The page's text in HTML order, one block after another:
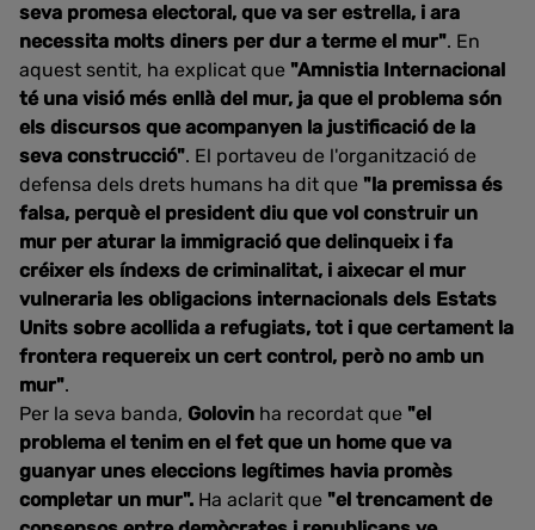
seva promesa electoral, que va ser estrella, i ara
necessita molts diners per dur a terme el mur". En
aquest sentit, ha explicat que "Amnistia Internacional
té una visió més enllà del mur, ja que el problema són
els discursos que acompanyen la justificació de la
seva construcció". El portaveu de l'organització de
defensa dels drets humans ha dit que "la premissa és
falsa, perquè el president diu que vol construir un
mur per aturar la immigració que delinqueix i fa
créixer els índexs de criminalitat, i aixecar el mur
vulneraria les obligacions internacionals dels Estats
Units sobre acollida a refugiats, tot i que certament la
frontera requereix un cert control, però no amb un
mur".
Per la seva banda, Golovin ha recordat que "el
problema el tenim en el fet que un home que va
guanyar unes eleccions legítimes havia promès
completar un mur". Ha aclarit que "el trencament de